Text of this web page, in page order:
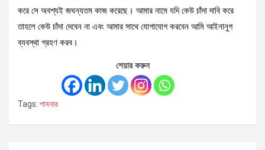
করে সে অবশ্যই জঘন্যতম কাজ করেছে। আমার নামে যদি কেউ চাঁদা দাবি করে
তাহলে কেউ চাঁদা দেবেন না এবং আমার সাথে যোগাযোগ করবেন আমি আইনানুগ
ব্যবস্থা গ্রহণ করব।
শেয়ার করুন
Tags: পাবনার